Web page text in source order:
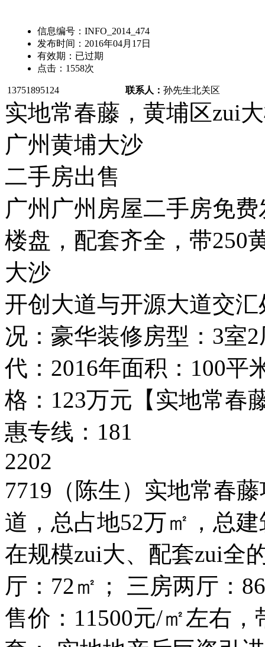
信息编号： INFO_2014_474
发布时间： 2016年04月17日
有效期： 已过期
点击： 1558次
13751895124 联系人： 孙先生北关区
实地常春藤，黄埔区zui
广州黄埔大沙
二手房出售
广州广州房屋二手房免
楼盘，配套齐全，带250
大沙
开创大道与开源大道交
况：豪华装修房型：3室
代：2016年面积：100平
格：123万元【实地常春
惠专线：181
2202
7719（陈生）实地常春
道，总占地52万㎡，总
在规模zui大、配套zui全
厅：72㎡； 三房两厅：
售价：11500元/㎡左右，